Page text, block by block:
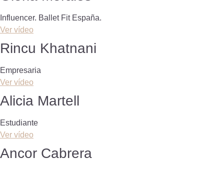
Influencer. Ballet Fit España.
Ver vídeo
Rincu Khatnani
Empresaria
Ver vídeo
Alicia Martell
Estudiante
Ver vídeo
Ancor Cabrera